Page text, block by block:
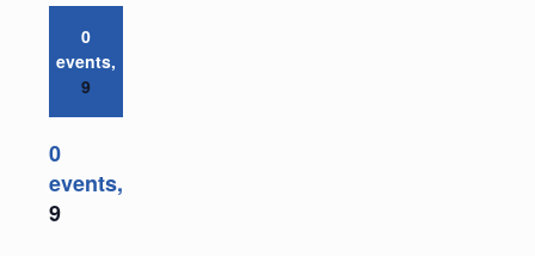
0
events,
9
0
events,
9